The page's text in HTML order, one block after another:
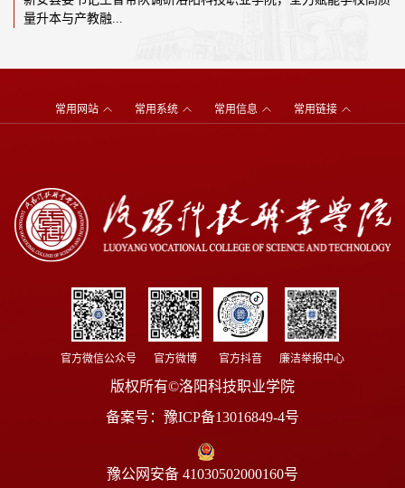
量升本与产教融...
常用网站 常用系统 常用信息 常用链接
官方微信公众号 官方微博 官方抖音 廉洁举报中心
版权所有©洛阳科技职业学院
备案号： 豫ICP备13016849-4号
豫公网安备 41030502000160号